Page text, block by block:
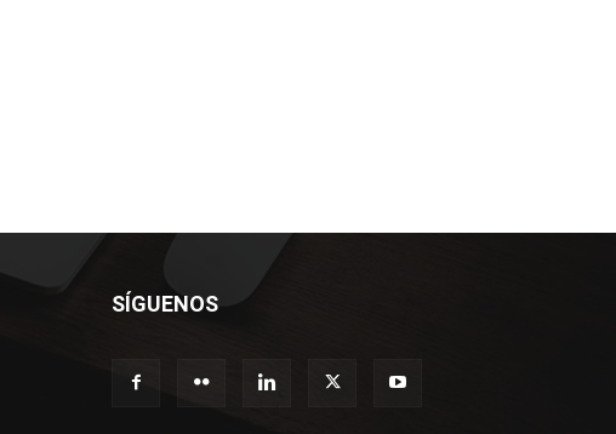
SÍGUENOS